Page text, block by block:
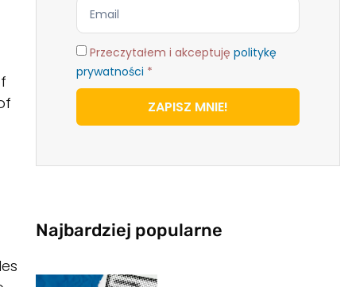
Przeczytałem i akceptuję politykę
prywatności *
ZAPISZ MNIE!
Najbardziej popularne